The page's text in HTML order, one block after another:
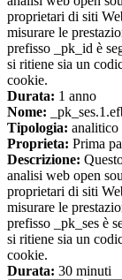
proprietari di siti
misurare le
prefisso _pk_id è
si ritiene sia un
cookie.
Durata: 1 anno
Nome:
Tipologia: analitico
Proprieta: Prima
Descrizione:
analisi web open
proprietari di siti
misurare le
prefisso _pk_ses è
si ritiene sia un
cookie.
Durata: 30 minuti